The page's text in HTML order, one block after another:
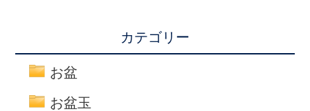
カテゴリー
お盆
お盆玉